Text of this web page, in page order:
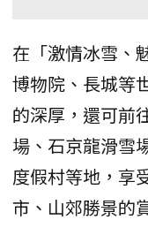
在「激情冰雪、
博物院、長城等
的深厚，還可前
場、石京龍滑雪
度假村等地，享
市、山郊勝景的